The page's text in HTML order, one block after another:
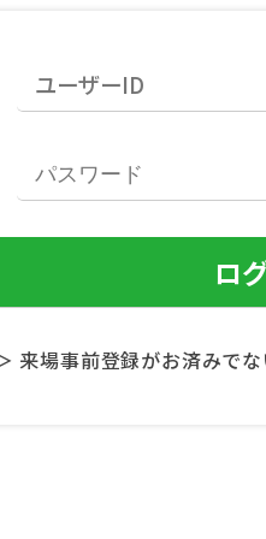
来場事前登録がお済みで